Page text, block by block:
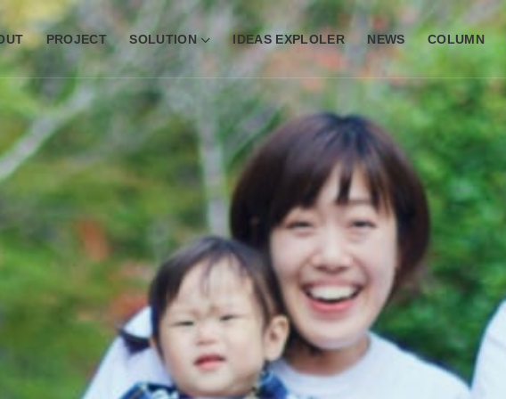
PROJECT SOLUTION IDEAS EXPLOLER NEWS COLUMN